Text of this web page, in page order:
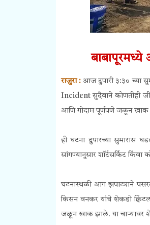
बाबापूरमध्ये
राजुरा : आज दुपारी ३:३० च्या
Incident सुदैवाने कोणतीही
आणि गोदाम पूर्णपणे जळून
ही घटना दुपारच्या सुमारास
सांगण्यानुसार शॉर्टसर्किट
घटनास्थळी आग झपाट्याने
किसन वनकर यांचे शेकडो
जळून खाक झाले. या चाऱ्यावर